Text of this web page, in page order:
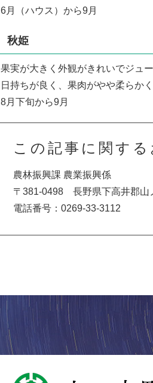
6月（ハウス）から9月
秋姫
果実が大きく外観がきれいでジュー
日持ちが良く、果肉がやや柔らか
8月下旬から9月
この記事に関す
農林振興課 農業振興係
〒381-0498 長野県下高井郡山
電話番号：0269-33-3112
山